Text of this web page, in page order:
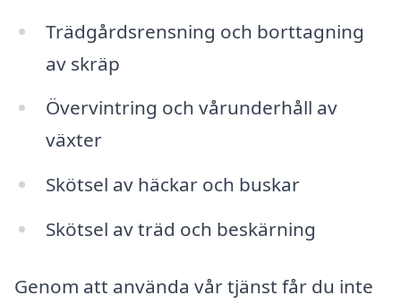
Trädgårdsrensning och borttagning
av skräp
Övervintring och vårunderhåll av
växter
Skötsel av häckar och buskar
Skötsel av träd och beskärning
Genom att använda vår tjänst får du inte